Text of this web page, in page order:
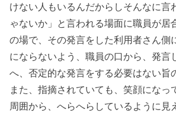
けない人もいるんだからしそんなに言
ゃないか」と言われる場面に職員が居
の場で、その発言をした利用者さん側
にならないよう、職員の口から、発言
へ、否定的な発言をする必要はない旨
また、指摘されていても、笑顔になっ
周囲から、へらへらしているように見